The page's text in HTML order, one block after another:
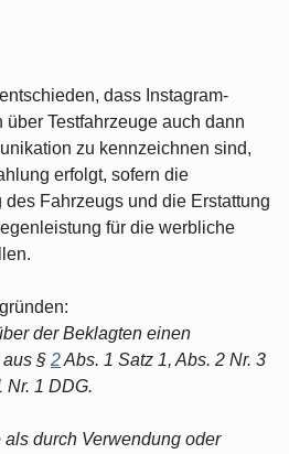
dass Instagram-
über Testfahrzeuge auch dann
zu kennzeichnen sind,
erfolgt, sofern die
Fahrzeugs und die Erstattung
für die werbliche
der Beklagten einen
§ 2Abs. 1 Satz 1, Abs. 2 Nr. 3
Nr. 1 DDG.
durch Verwendung oder